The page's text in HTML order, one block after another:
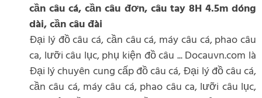
cần câu cá, cần câu đơn, câu tay 8H 4.5m dóng
dài, cần câu đài
Đại lý đồ câu cá, cần câu cá, máy câu cá, phao câu
ca, lưỡi câu lục, phụ kiện đồ câu ... Docauvn.com là
Đại lý chuyên cung cấp đồ câu cá, Đại lý đồ câu cá,
cần câu cá, máy câu cá, phao câu ca, lưỡi câu lục,